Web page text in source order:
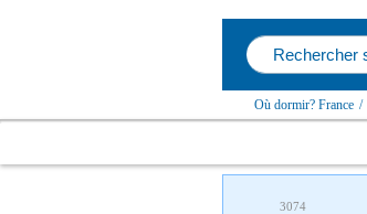
Où dormir? France /
3074